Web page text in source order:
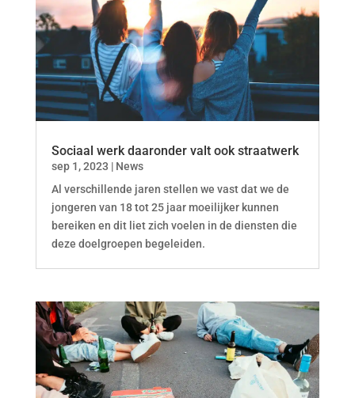
Sociaal werk daaronder valt ook straatwerk
sep 1, 2023 | News
Al verschillende jaren stellen we vast dat we de
jongeren van 18 tot 25 jaar moeilijker kunnen
bereiken en dit liet zich voelen in de diensten die
deze doelgroepen begeleiden.